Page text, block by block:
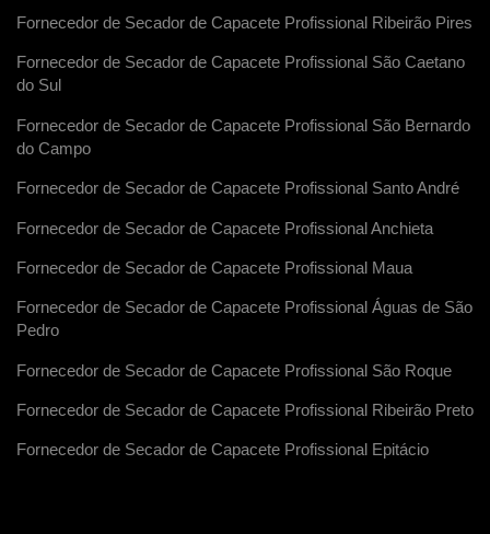
Fornecedor de Secador de Capacete Profissional Ribeirão Pires
Fornecedor de Secador de Capacete Profissional São Caetano
do Sul
Fornecedor de Secador de Capacete Profissional São Bernardo
do Campo
Fornecedor de Secador de Capacete Profissional Santo André
Fornecedor de Secador de Capacete Profissional Anchieta
Fornecedor de Secador de Capacete Profissional Maua
Fornecedor de Secador de Capacete Profissional Águas de São
Pedro
Fornecedor de Secador de Capacete Profissional São Roque
Fornecedor de Secador de Capacete Profissional Ribeirão Preto
Fornecedor de Secador de Capacete Profissional Epitácio